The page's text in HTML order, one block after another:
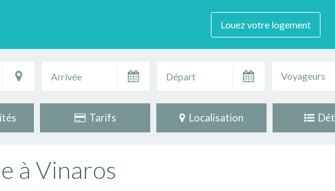
Louez votre logement
Voyageurs
Tarifs Localisation
à Vinaros